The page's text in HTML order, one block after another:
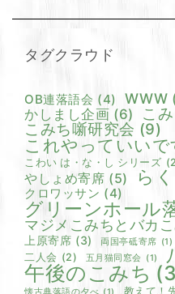
タグクラウド
OB連落語会 (4) WWW
かしまし企画 (6) こ
こみち噺研究会 (9)
これやっていいで
こわい は・な・し シリーズ
やしょめ寄席 (5) ら
クロワッサン (4)
グリーンホール
マジメこみちとバカ
上原寄席 (3) 両国亭砥寄席 (1)
二人会 (2) 五月猫同窓会 (1)
午後のこみち
教えて！